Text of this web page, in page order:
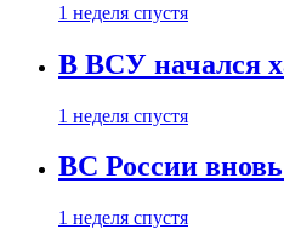
1 неделя спустя
В ВСУ начался
1 неделя спустя
ВС России
1 неделя спустя